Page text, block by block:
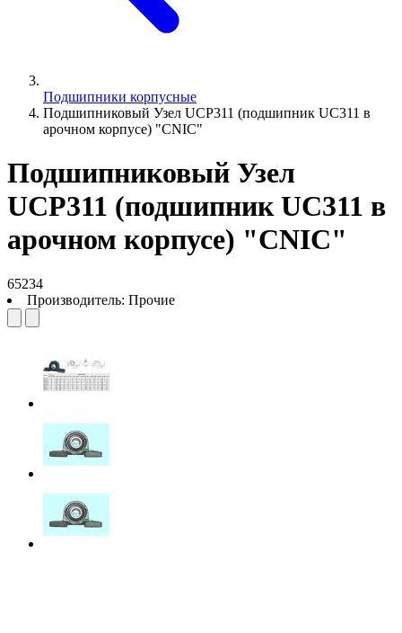
Подшипники корпусные
Подшипниковый Узел UCP311 (подшипник UC311 в
арочном корпусе) "CNIC"
Подшипниковый Узел
UCP311 (подшипник UC311 в
арочном корпусе) "CNIC"
65234
Производитель: Прочие